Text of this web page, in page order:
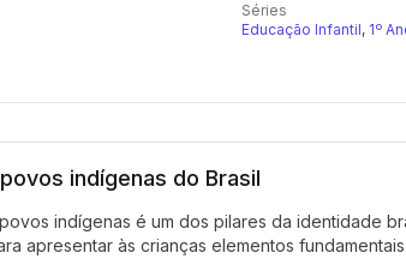
Séries
Educação Infantil, 1º
indígenas do Brasil
indígenas é um dos pilares da identidade
apresentar às crianças elementos fundamentais